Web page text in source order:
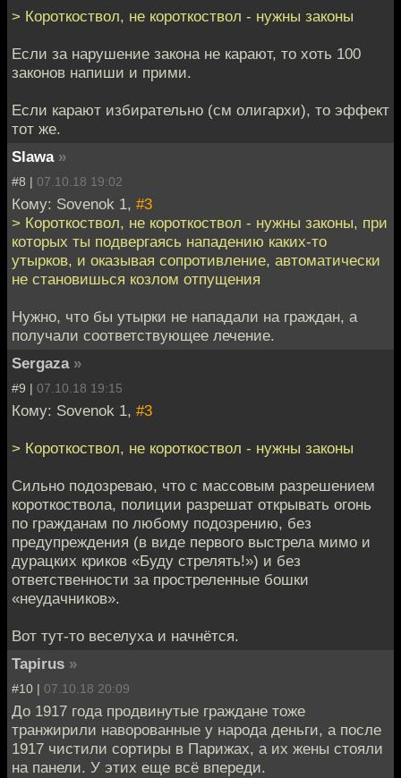
> Короткоствол, не короткоствол - нужны законы
Если за нарушение закона не карают, то хоть 100
законов напиши и прими.
Если карают избирательно (см олигархи), то эффект
тот же.
Slawa »
#8 | 07.10.18 19:02
Кому: Sovenok 1, #3
> Короткоствол, не короткоствол - нужны законы, при
которых ты подвергаясь нападению каких-то
утырков, и оказывая сопротивление, автоматически
не становишься козлом отпущения
Нужно, что бы утырки не нападали на граждан, а
получали соответствующее лечение.
Sergaza »
#9 | 07.10.18 19:15
Кому: Sovenok 1, #3
> Короткоствол, не короткоствол - нужны законы
Сильно подозреваю, что с массовым разрешением
короткоствола, полиции разрешат открывать огонь
по гражданам по любому подозрению, без
предупреждения (в виде первого выстрела мимо и
дурацких криков «Буду стрелять!») и без
ответственности за простреленные бошки
«неудачников».
Вот тут-то веселуха и начнётся.
Tapirus »
#10 | 07.10.18 20:09
До 1917 года продвинутые граждане тоже
транжирили наворованные у народа деньги, а после
1917 чистили сортиры в Парижах, а их жены стояли
на панели. У этих еще всё впереди.